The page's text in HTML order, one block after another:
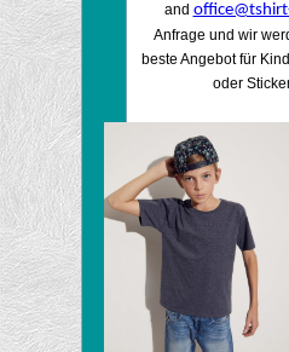
and
Anfrage und wir
beste Angebot für
oder